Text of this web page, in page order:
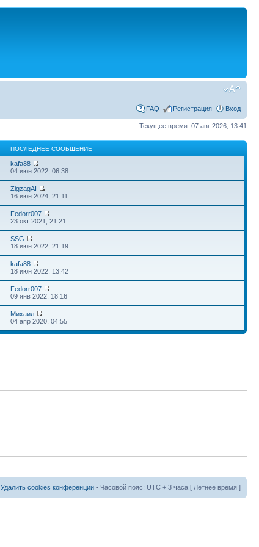
FAQ Регистрация Вход
Текущее время: 07 авг 2026, 13:41
ПОСЛЕДНЕЕ СООБЩЕНИЕ
kafa88
04 июн 2022, 06:38
ZigzagAI
16 июн 2024, 21:11
Fedorr007
23 окт 2021, 21:21
SSG
18 июн 2022, 21:19
kafa88
18 июн 2022, 13:42
Fedorr007
09 янв 2022, 18:16
Михаил
04 апр 2020, 04:55
Удалить cookies конференции • Часовой пояс: UTC + 3 часа [ Летнее время ]